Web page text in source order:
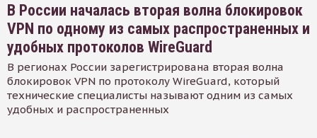
В России началась вторая волна блокировок
VPN по одному из самых распространенных и
удобных протоколов WireGuard
В регионах России зарегистрирована вторая волна
блокировок VPN по протоколу WireGuard, который
технические специалисты называют одним из самых
удобных и распространенных